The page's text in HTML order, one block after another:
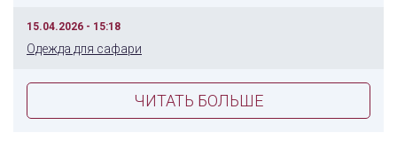
15.04.2026 - 15:18
Одежда для сафари
ЧИТАТЬ БОЛЬШЕ